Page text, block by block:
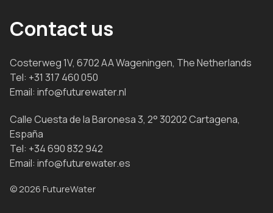
Contact us
Costerweg 1V, 6702 AA Wageningen, The Netherlands
Tel: +31 317 460 050
Email: info@futurewater.nl
Calle Cuesta de la Baronesa 3, 2° 30202 Cartagena,
España
Tel: +34 690 832 942
Email: info@futurewater.es
© 2026 FutureWater